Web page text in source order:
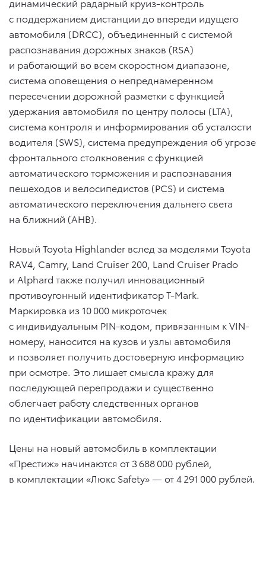
с поддержанием дистанции до впереди идущего
автомобиля (DRCC), объединенный с системой
распознавания дорожных знаков (RSA)
и работающий во всем скоростном диапазоне,
cистема оповещения о непреднамеренном
пересечении дорожной̆ разметки с функцией̆
удержания автомобиля по центру полосы (LTA),
система контроля и информирования об усталости
водителя (SWS), система предупреждения об угрозе
фронтального столкновения с функцией
автоматического торможения и распознавания
пешеходов и велосипедистов (PCS) и система
автоматического переключения дальнего света
на ближний (AHB).
Новый Toyota Highlander вслед за моделями Toyota
RAV4, Camry, Land Cruiser 200, Land Cruiser Prado
и Alphard также получил инновационный
противоугонный идентификатор T-Mark.
Маркировка из 10 000 микроточек
с индивидуальным PIN-кодом, привязанным к VIN-
номеру, наносится на кузов и узлы автомобиля
и позволяет получить достоверную информацию
при осмотре. Это лишает смысла кражу для
последующей перепродажи и существенно
облегчает работу следственных органов
по идентификации автомобиля.
Цены на новый автомобиль в комплектации
«Престиж» начинаются от 3 688 000 рублей,
в комплектации «Люкс Safety» — от 4 291 000 рублей.